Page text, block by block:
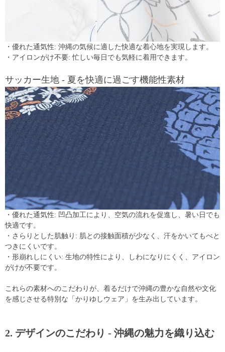
・優れた通気性: 沖縄の気候に適した快適な着心地を実現します。
・アイロンがけ不要: 忙しい毎日でも気軽に着用できます。
サッカー生地 - 夏を快適に過ごす機能性素材
・優れた通気性: 凹凸加工により、空気の流れを促進し、暑い日でも
快適です。
・さらりとした肌触り: 肌との接触面積が少なく、汗をかいてもべと
つきにくいです。
・形崩れしにくい: 生地の特性により、しわになりにくく、アイロン
がけが不要です。
これらの素材へのこだわりが、着るだけで沖縄の豊かな自然や文化
を感じさせる特別な「かりゆしウェア」を生み出しています。
2. デザインのこだわり - 沖縄の魅力を織り込む